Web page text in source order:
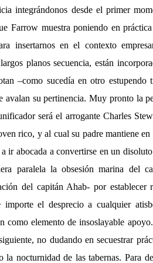
integrándonos desde el primer
Farrow muestra poniendo en
insertarnos en el contexto
planos secuencia, están
–como sucedía en otro
su pertinencia. Muy pronto la
será el arrogante Charles
rico, y al cual su padre mantiene
ir abocada a convertirse en un disoluto
paralela la obsesión marina del
del capitán Ahab- por establecer
el desprecio a cualquier
como elemento de insoslayable
no dudando en secuestrar
la nocturnidad de las tabernas. Para